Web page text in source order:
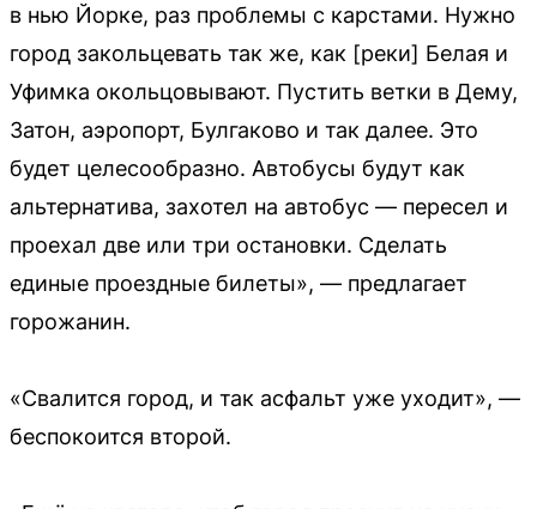
в нью Йорке, раз проблемы с карстами. Нужно
город закольцевать так же, как [реки] Белая и
Уфимка окольцовывают. Пустить ветки в Дему,
Затон, аэропорт, Булгаково и так далее. Это
будет целесообразно. Автобусы будут как
альтернатива, захотел на автобус — пересел и
проехал две или три остановки. Сделать
единые проездные билеты», — предлагает
горожанин.
«Свалится город, и так асфальт уже уходит», —
беспокоится второй.